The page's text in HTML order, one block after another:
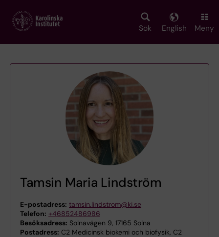
main
Sök English Meny
Tamsin Maria Lindström
E-postadress: tamsin.lindstrom@ki.se
Telefon: +46852486986
Besöksadress: Solnavägen 9, 17165 Solna
Postadress: C2 Medicinsk biokemi och biofysik, C2